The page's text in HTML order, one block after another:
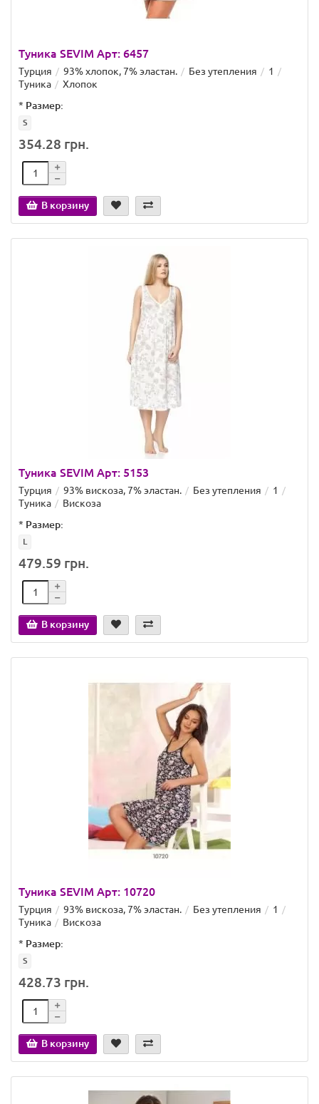
Туника SEVIM Арт: 6457
Турция 93% хлопок, 7% эластан. Без утепления
1
Туника
Хлопок
* Размер:
S
354.28 грн.
В корзину
Туника SEVIM Арт: 5153
Турция 93% вискоза, 7% эластан. Без утепления
1
Туника
Вискоза
* Размер:
L
479.59 грн.
В корзину
Туника SEVIM Арт: 10720
Турция 93% вискоза, 7% эластан. Без утепления
1
Туника
Вискоза
* Размер:
S
428.73 грн.
В корзину